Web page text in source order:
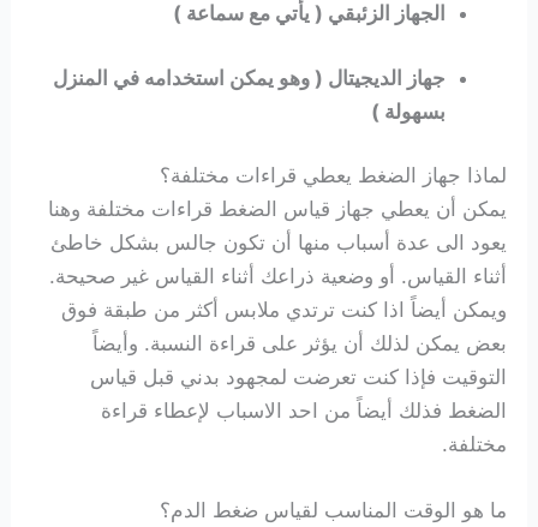
الجهاز الزئبقي ( يأتي مع سماعة )
جهاز الديجيتال ( وهو يمكن استخدامه في المنزل
بسهولة )
لماذا جهاز الضغط يعطي قراءات مختلفة؟
يمكن أن يعطي جهاز قياس الضغط قراءات مختلفة وهنا
يعود الى عدة أسباب منها أن تكون جالس بشكل خاطئ
أثناء القياس. أو وضعية ذراعك أثناء القياس غير صحيحة.
ويمكن أيضاً اذا كنت ترتدي ملابس أكثر من طبقة فوق
بعض يمكن لذلك أن يؤثر على قراءة النسبة. وأيضاً
التوقيت فإذا كنت تعرضت لمجهود بدني قبل قياس
الضغط فذلك أيضاً من احد الاسباب لإعطاء قراءة
مختلفة.
ما هو الوقت المناسب لقياس ضغط الدم؟